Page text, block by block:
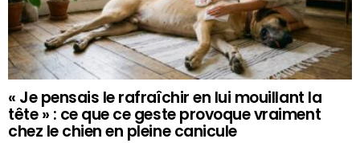
« Je pensais le rafraîchir en lui mouillant la
tête » : ce que ce geste provoque vraiment
chez le chien en pleine canicule